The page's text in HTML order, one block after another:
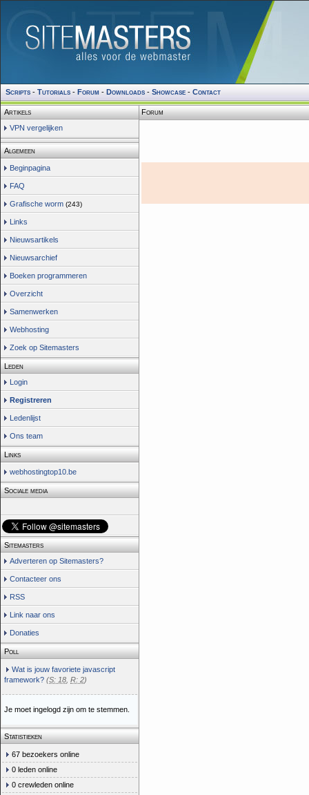
Scripts - Tutorials - Forum - Downloads - Showcase - Contact
Artikels
VPN vergelijken
Algemeen
Beginpagina
FAQ
Grafische worm (243)
Links
Nieuwsartikels
Nieuwsarchief
Boeken programmeren
Overzicht
Samenwerken
Webhosting
Zoek op Sitemasters
Leden
Login
Registreren
Ledenlijst
Ons team
Links
webhostingtop10.be
Sociale media
Sitemasters
Adverteren op Sitemasters?
Contacteer ons
RSS
Link naar ons
Donaties
Poll
Wat is jouw favoriete javascript
framework? (S: 18 R: 2)
Je moet ingelogd zijn om te stemmen.
Statistieken
67 bezoekers online
0 leden online
0 crewleden online
Forum